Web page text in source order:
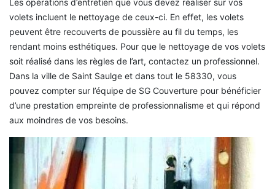
volets incluent le nettoyage de ceux-ci. En effet, les volets
peuvent être recouverts de poussière au fil du temps, les
rendant moins esthétiques. Pour que le nettoyage de vos volets
soit réalisé dans les règles de l’art, contactez un professionnel.
Dans la ville de Saint Saulge et dans tout le 58330, vous
pouvez compter sur l’équipe de SG Couverture pour bénéficier
d’une prestation empreinte de professionnalisme et qui répond
aux moindres de vos besoins.